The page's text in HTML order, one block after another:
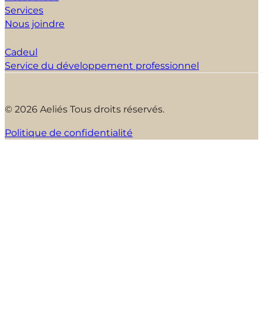
Services
Nous joindre
Cadeul
Service du développement professionnel
© 2026 Aeliés Tous droits réservés.
Politique de confidentialité